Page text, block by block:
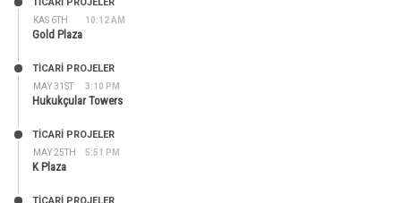
KAS 6TH 10:12 AM
Gold Plaza
MAY 31ST 3:10 PM
TİCARİ PROJELER
Hukukçular Towers
MAY 25TH 5:51 PM
TİCARİ PROJELER
K Plaza